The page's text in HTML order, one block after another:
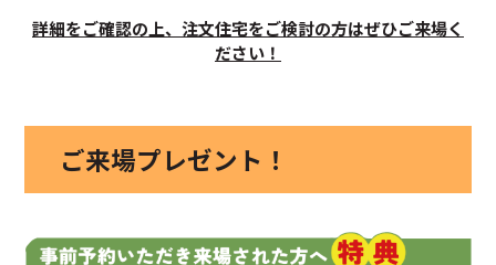
詳細をご確認の上、注文住宅をご検討の方はぜひご来場く
ださい！
ご来場プレゼント！